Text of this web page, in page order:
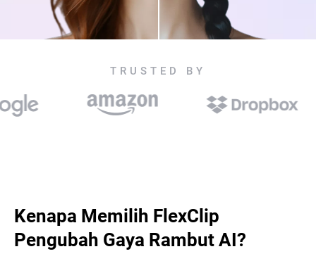
TRUSTED BY
Kenapa Memilih FlexClip
Pengubah Gaya Rambut AI?